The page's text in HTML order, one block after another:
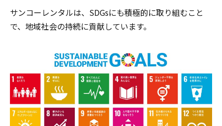
サンコーレンタルは、SDGsにも積極的に取り組むこと
で、地域社会の持続に貢献しています。